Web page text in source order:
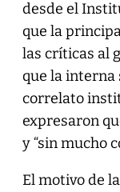
desde el
que la
las críticas al
que la interna
correlato
expresaron
y “sin mucho
El motivo de